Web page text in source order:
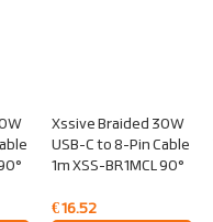
Xssive Braided 30W
USB-C to 8-Pin Cable
1m XSS-BR1MCL 90°
€16.52